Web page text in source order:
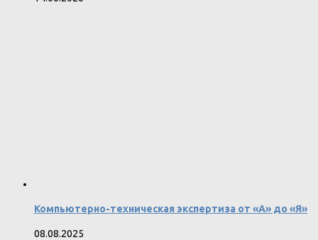
Компьютерно-техническая экспертиза от «А» до «Я»
08.08.2025